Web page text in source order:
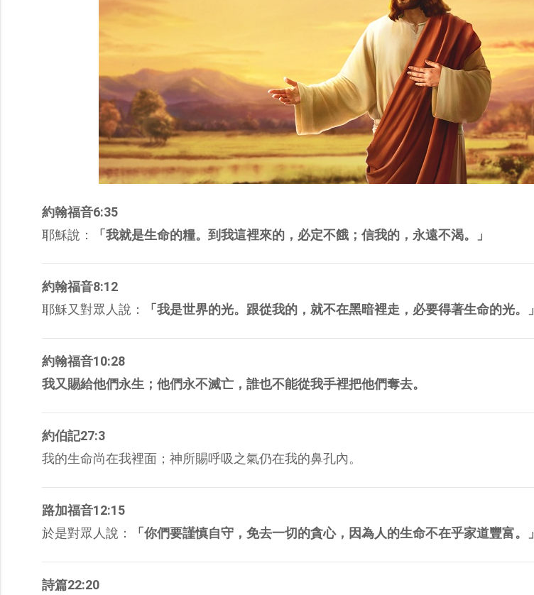
約翰福音6:35
耶穌說：
「我就是生命的糧。到我這裡來的，必定不餓；信我的，永遠不渴。」
約翰福音8:12
耶穌又對眾人說：
「我是世界的光。跟從我的，就不在黑暗裡走，必要得著生命的光。」
約翰福音10:28
我又賜給他們永生；他們永不滅亡，誰也不能從我手裡把他們奪去。
約伯記27:3
我的生命尚在我裡面；神所賜呼吸之氣仍在我的鼻孔內。
路加福音12:15
於是對眾人說：
「你們要謹慎自守，免去一切的貪心，因為人的生命不在乎家道豐富。」
詩篇22:20